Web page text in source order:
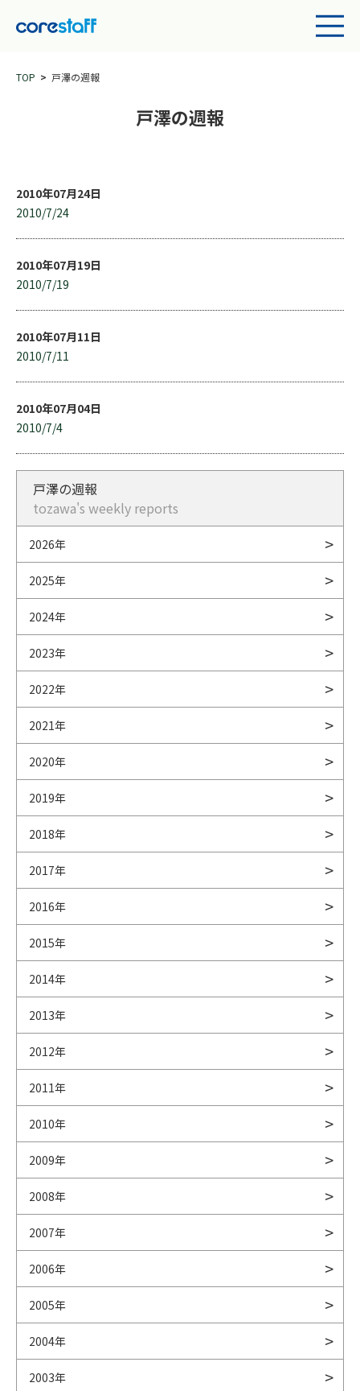
TOP 戸澤の週報
戸澤の週報
2010年07月24日
2010/7/24
2010年07月19日
2010/7/19
2010年07月11日
2010/7/11
2010年07月04日
2010/7/4
戸澤の週報
tozawa's weekly reports
2026年
2025年
2024年
2023年
2022年
2021年
2020年
2019年
2018年
2017年
2016年
2015年
2014年
2013年
2012年
2011年
2010年
2009年
2008年
2007年
2006年
2005年
2004年
2003年